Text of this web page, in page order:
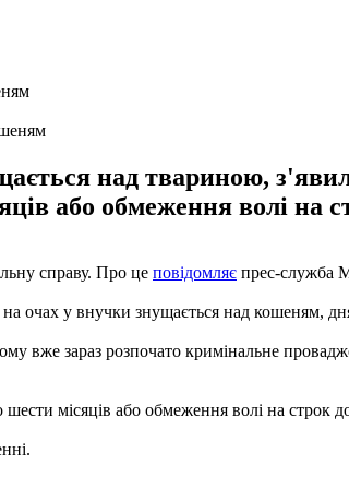
над твариною,
або обмеження волі на
справу. Про це повідомляє прес-служба
очах у внучки знущається над кошеням,
вже зараз розпочато кримінальне
місяців або обмеження волі на строк